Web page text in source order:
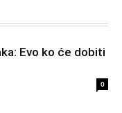
Evo ko će dobiti
0